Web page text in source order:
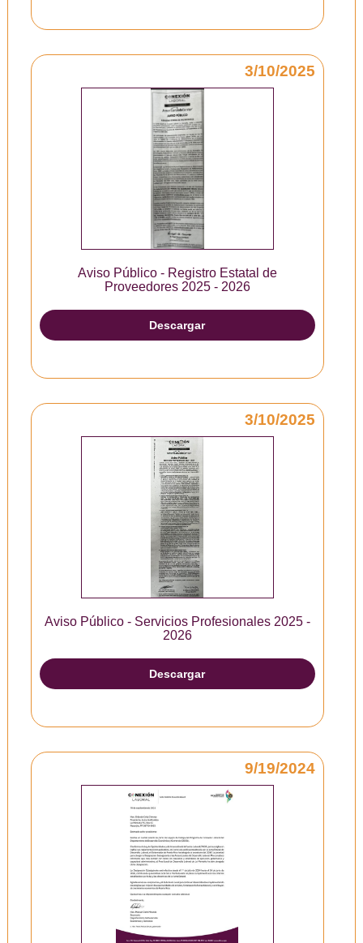
3/10/2025
Aviso Público - Registro Estatal de
Proveedores 2025 - 2026
Descargar
3/10/2025
Aviso Público - Servicios Profesionales 2025 -
2026
Descargar
9/19/2024